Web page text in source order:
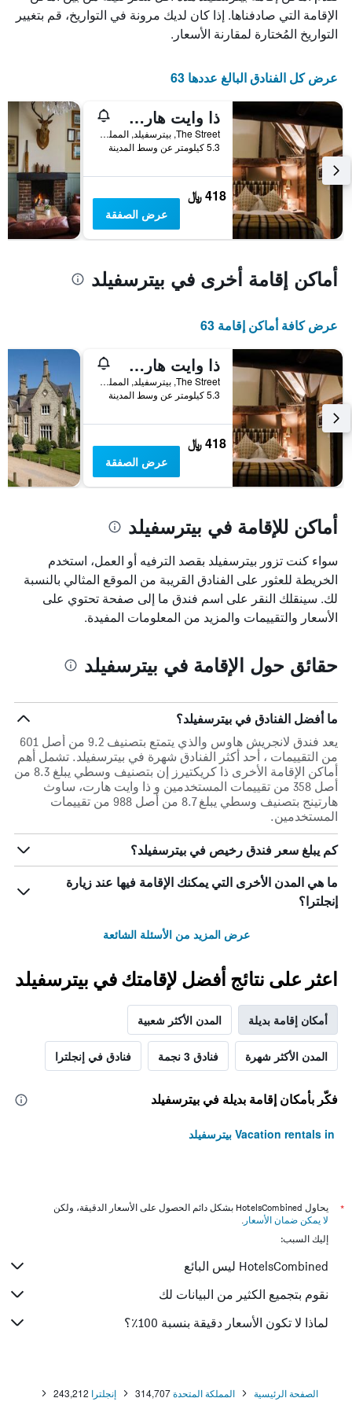
الذي
يعرض
أيام
يتضمن
المخطط
التالي
محور
Y
الذي
يعرض
متوسط
سعر
غرفة
الإقامة التي صادفناها. إذا كان لديك مرونة في التواريخ، قم بتغيير
التواريخ المُختارة لمقارنة الأسعار.
عرض كل الفنادق البالغ عددها 63
ذا وايت هارت، ساوث هارتينج
The Street, بيترسفيلد, المملكة المتحدة
5.3 كيلومتر عن وسط المدينة
418 ﷼
عرض الصفقة
أماكن إقامة أخرى في بيترسفيلد
عرض كافة أماكن إقامة 63
ذا وايت هارت، ساوث هارتينج
The Street, بيترسفيلد, المملكة المتحدة
5.3 كيلومتر عن وسط المدينة
418 ﷼
عرض الصفقة
أماكن للإقامة في بيترسفيلد
سواء كنت تزور بيترسفيلد بقصد الترفيه أو العمل، استخدم
الخريطة للعثور على الفنادق القريبة من الموقع المثالي بالنسبة
لك. سينقلك النقر على اسم فندق ما إلى صفحة تحتوي على
الأسعار والتقييمات والمزيد من المعلومات المفيدة.
حقائق حول الإقامة في بيترسفيلد
ما أفضل الفنادق في بيترسفيلد؟
يعد فندق لانجريش هاوس والذي يتمتع بتصنيف 9.2 من أصل 601
من التقييمات ، أحد أكثر الفنادق شهرة في بيترسفيلد. تشمل أهم
أماكن الإقامة الأخرى ذا كريكتيرز إن بتصنيف وسطي يبلغ 8.3 من
أصل 358 من تقييمات المستخدمين و ذا وايت هارت، ساوث
هارتينج بتصنيف وسطي يبلغ 8.7 من أصل 988 من تقييمات
المستخدمين.
كم يبلغ سعر فندق رخيص في بيترسفيلد؟
ما هي المدن الأخرى التي يمكنك الإقامة فيها عند زيارة
إنجلترا؟
عرض المزيد من الأسئلة الشائعة
اعثر على نتائج أفضل لإقامتك في بيترسفيلد
أمكان إقامة بديلة المدن الأكثر شعبية
المدن الأكثر شهرة فنادق 3 نجمة فنادق في إنجلترا
فكّر بأمكان إقامة بديلة في بيترسفيلد
Vacation rentals in بيترسفيلد
*
يحاول HotelsCombined بشكل دائم الحصول على الأسعار الدقيقة، ولكن
لا يمكن ضمان الأسعار .
إليك السبب:
HotelsCombined ليس البائع
نقوم بتجميع الكثير من البيانات لك
لماذا لا تكون الأسعار دقيقة بنسبة 100٪؟
الصفحة الرئيسية المملكة المتحدة 314,707 إنجلترا 243,212